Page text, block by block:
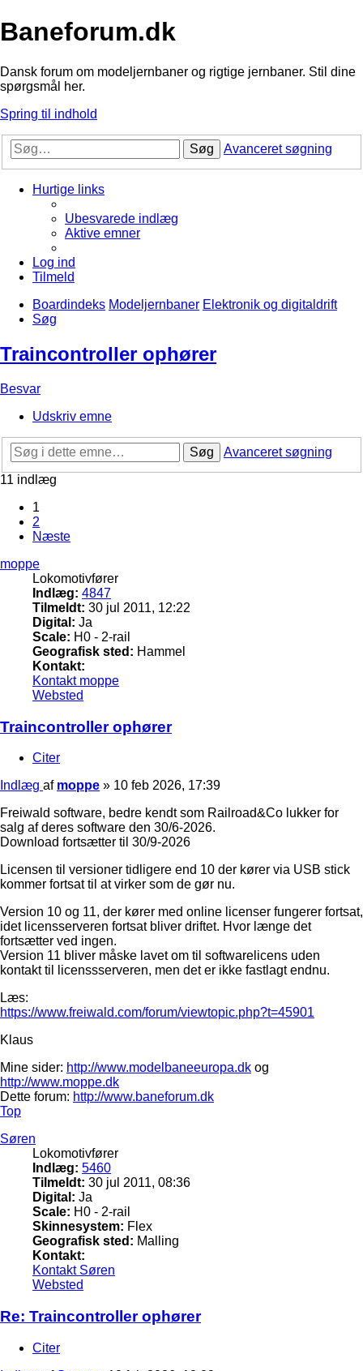
Baneforum.dk
Dansk forum om modeljernbaner og rigtige jernbaner. Stil dine
spørgsmål her.
Spring til indhold
Søg Avanceret søgning
Hurtige links
Ubesvarede indlæg
Aktive emner
Log ind
Tilmeld
Boardindeks Modeljernbaner Elektronik og digitaldrift
Søg
Traincontroller ophører
Besvar
Udskriv emne
Søg
Avanceret søgning
11 indlæg
1
2
Næste
moppe
Lokomotivfører
Indlæg: 4847
Tilmeldt: 30 jul 2011, 12:22
Digital: Ja
Scale: H0 - 2-rail
Geografisk sted: Hammel
Kontakt:
Kontakt moppe
Websted
Traincontroller ophører
Citer
Indlæg af moppe » 10 feb 2026, 17:39
Freiwald software, bedre kendt som Railroad&Co lukker for
salg af deres software den 30/6-2026.
Download fortsætter til 30/9-2026
Licensen til versioner tidligere end 10 der kører via USB stick
kommer fortsat til at virker som de gør nu.
Version 10 og 11, der kører med online licenser fungerer fortsat,
idet licensserveren fortsat bliver driftet. Hvor længe det
fortsætter ved ingen.
Version 11 bliver måske lavet om til softwarelicens uden
kontakt til licenssserveren, men det er ikke fastlagt endnu.
Læs:
https://www.freiwald.com/forum/viewtopic.php?t=45901
Klaus
Mine sider: http://www.modelbaneeuropa.dk og
http://www.moppe.dk
Dette forum: http://www.baneforum.dk
Top
Søren
Lokomotivfører
Indlæg: 5460
Tilmeldt: 30 jul 2011, 08:36
Digital: Ja
Scale: H0 - 2-rail
Skinnesystem: Flex
Geografisk sted: Malling
Kontakt:
Kontakt Søren
Websted
Re: Traincontroller ophører
Citer